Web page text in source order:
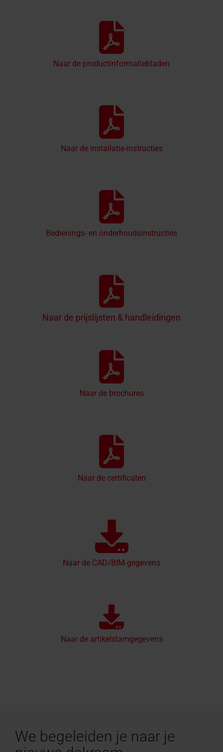
Naar de productinformatiebladen
Naar de installatie-instructies
Bedienings- en onderhoudsinstructies
Naar de prijslijsten & handleidingen
Naar de brochures
Naar de certificaten
Naar de CAD/BIM-gegevens
Naar de artikelstamgegevens
We begeleiden je naar je